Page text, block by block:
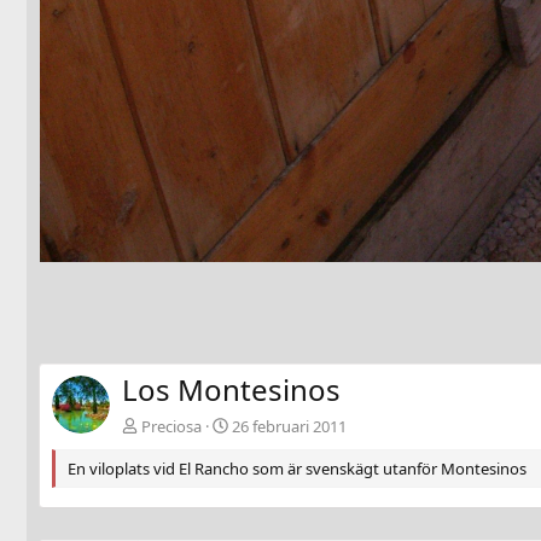
Los Montesinos
Preciosa
26 februari 2011
En viloplats vid El Rancho som är svenskägt utanför Montesinos